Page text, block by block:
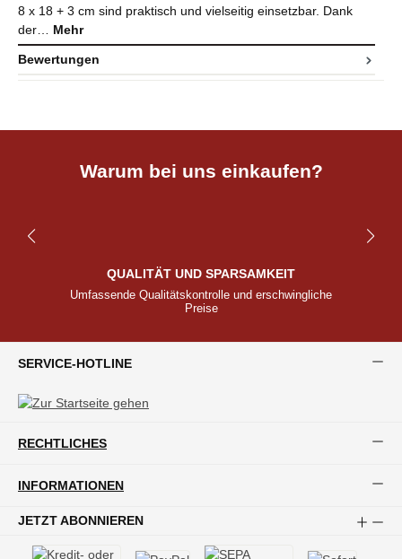
8 x 18 + 3 cm sind praktisch und vielseitig einsetzbar. Dank
der… Mehr
Bewertungen
Warum bei uns einkaufen?
QUALITÄT UND SPARSAMKEIT
Umfassende Qualitätskontrolle und erschwingliche
Preise
SERVICE-HOTLINE
RECHTLICHES
INFORMATIONEN
JETZT ABONNIEREN